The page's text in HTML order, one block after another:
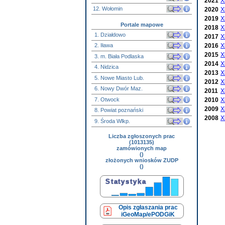
12. Wołomin
Portale mapowe
1. Działdowo
2. Iława
3. m. Biała Podlaska
4. Nidzica
5. Nowe Miasto Lub.
6. Nowy Dwór Maz.
7. Otwock
8. Powiat poznański
9. Środa Wlkp.
Liczba zgłoszonych prac
(1013135)
zamówionych map
()
złożonych wniosków ZUDP
()
Opis zgłaszania prac
iGeoMap/ePODGiK
2020 XII
2019 XII
2018 XII
2017 XI
2016 XII
2015 XII
2014 XII
2013 XII
2012 XII
2011 XII
2010 XII
2009 XII
2008 XII